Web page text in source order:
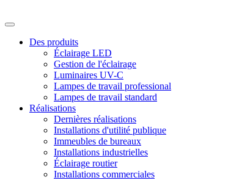
Des produits
Éclairage LED
Gestion de l'éclairage
Luminaires UV-C
Lampes de travail professional
Lampes de travail standard
Réalisations
Dernières réalisations
Installations d'utilité publique
Immeubles de bureaux
Installations industrielles
Éclairage routier
Installations commerciales